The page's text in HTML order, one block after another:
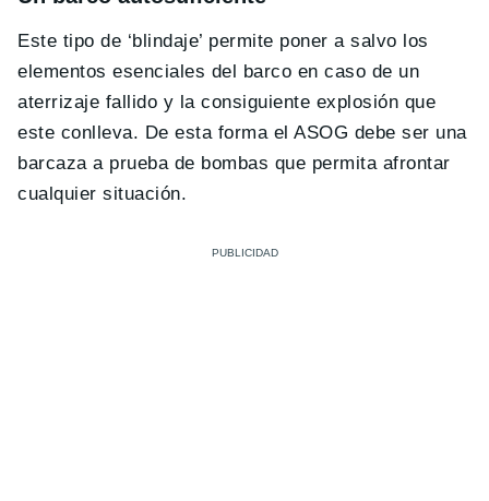
Este tipo de ‘blindaje’ permite poner a salvo los
elementos esenciales del barco en caso de un
aterrizaje fallido y la consiguiente explosión que
este conlleva. De esta forma el ASOG debe ser una
barcaza a prueba de bombas que permita afrontar
cualquier situación.